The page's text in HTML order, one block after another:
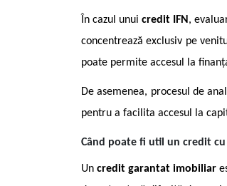
În cazul unuicredit IFN ,
concentrează exclusiv pe
poate permite accesul la
De asemenea, procesul de
pentru a facilita accesul la
Când poate fi util un credit
Un credit garantat imobiliar